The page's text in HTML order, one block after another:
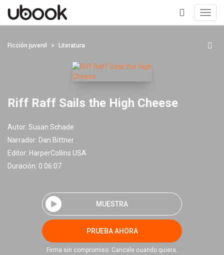
+
Ficción juvenil Literatura
Riff Raff Sails the High Cheese
Autor: Susan Schade
Narrador: Dan Bittner
Editor: HarperCollins USA
Duración: 0:06:07
MUESTRA
PRUEBA AHORA
Firma sin compromiso. Cancele cuando quiera.